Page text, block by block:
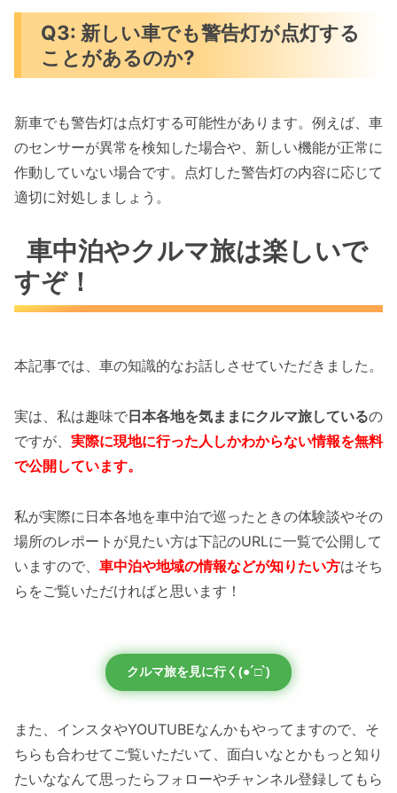
Q3: 新しい車でも警告灯が点灯する
ことがあるのか?
新車でも警告灯は点灯する可能性があります。例えば、車
のセンサーが異常を検知した場合や、新しい機能が正常に
作動していない場合です。点灯した警告灯の内容に応じて
適切に対処しましょう。
車中泊やクルマ旅は楽しいで
すぞ！
本記事では、車の知識的なお話しさせていただきました。
実は、私は趣味で日本各地を気ままにクルマ旅しているの
ですが、 実際に現地に行った人しかわからない情報を無料
で公開しています。
私が実際に日本各地を車中泊で巡ったときの体験談やその
場所のレポートが見たい方は下記のURLに一覧で公開して
いますので、 車中泊や地域の情報などが知りたい方はそち
らをご覧いただければと思います！
クルマ旅を見に行く(●´□`)
また、インスタやYOUTUBEなんかもやってますので、そ
ちらも合わせてご覧いただいて、面白いなとかもっと知り
たいななんて思ったらフォローやチャンネル登録してもら